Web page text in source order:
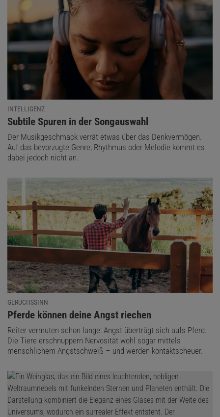
INTELLIGENZ
:
Subtile Spuren in der Songauswahl
Der Musikgeschmack verrät etwas über das Denkvermögen.
Auf das bevorzugte Genre, Rhythmus oder Melodie kommt es
dabei jedoch nicht an.
GERUCHSSINN
:Pferde können deine Angst riechen
Reiter vermuten schon lange: Angst überträgt sich aufs Pferd.
Die Tiere erschnuppern Nervosität wohl sogar mittels
menschlichem Angstschweiß – und werden kontaktscheuer.